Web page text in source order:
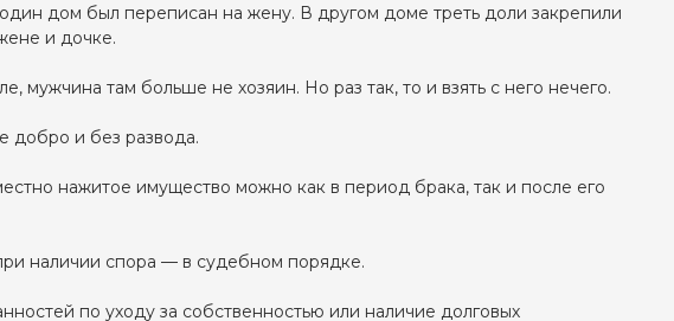
дом был переписан на жену. В другом доме треть доли закрепили
и дочке.
там больше не хозяин. Но раз так, то и взять с него нечего.
добро и без развода.
нажитое имущество можно как в период брака, так и после его
наличии спора — в судебном порядке.
по уходу за собственностью или наличие долговых